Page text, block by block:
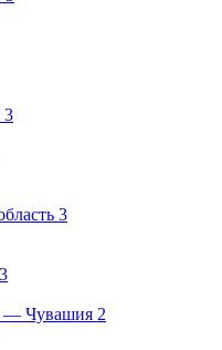
3
3
3
— Чувашия 2